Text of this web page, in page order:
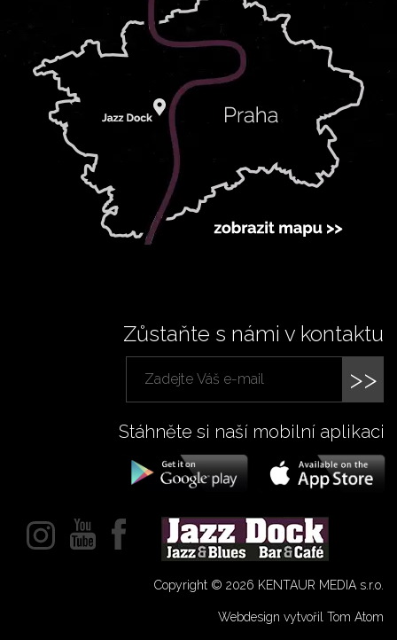
Zůstaňte s námi v kontaktu
>>
Stáhněte si naší mobilní aplikaci
Copyright © 2026 KENTAUR MEDIA s.r.o.
Webdesign vytvořil Tom Atom